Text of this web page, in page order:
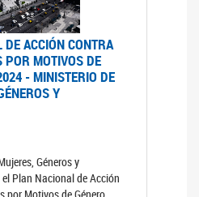
ACCIÓN CONTRA
POR MOTIVOS DE
- MINISTERIO DE
Y
Géneros y
Plan Nacional de Acción